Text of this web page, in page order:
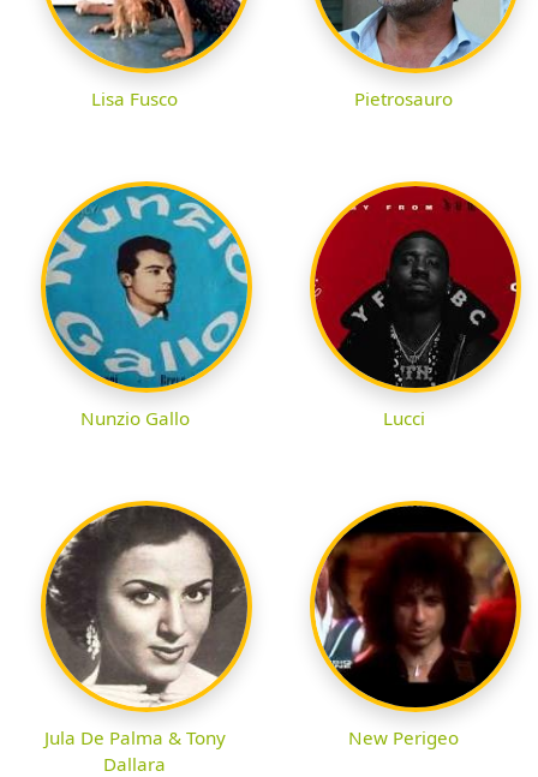
Lisa Fusco Pietrosauro
Nunzio Gallo Lucci
Jula De Palma & Tony
Dallara
New Perigeo